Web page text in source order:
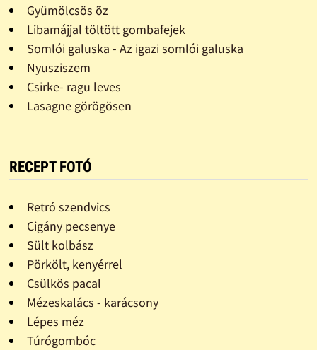
Gyümölcsös õz
Libamájjal töltött gombafejek
Somlói galuska - Az igazi somlói galuska
Nyusziszem
Csirke- ragu leves
Lasagne görögösen
RECEPT FOTÓ
Retró szendvics
Cigány pecsenye
Sült kolbász
Pörkölt, kenyérrel
Csülkös pacal
Mézeskalács - karácsony
Lépes méz
Túrógombóc